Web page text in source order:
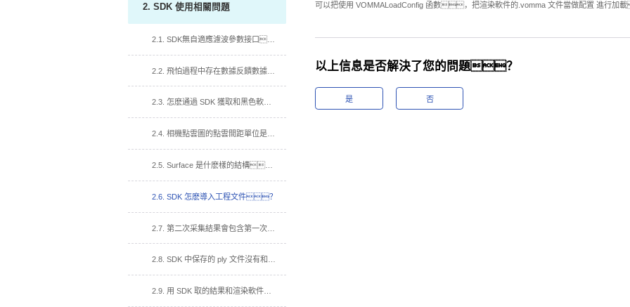
2. SDK 使用相關問題
2.1. SDK無自適應濾波參數接口？
2.2. 飛怕過程中存在數據反饋數據慢,達不到介紹幀率?
2.3. 怎麽通過 SDK 獲取和黑色軟件一樣的彩色深度圖？
2.4. 相機點雲圖的點雲間距單位是什麽？
2.5. Surface 是什麽樣的結構？
2.6. SDK 怎麽導入工程文件？
2.7. 第二次采集結果會包含第一次的信息?
2.8. SDK 中保存的 ply 文件沒有和渲染軟件帶顏色一樣的點雲？
2.9. 用 SDK 取的結果和渲染軟件取的結果效果不一樣？
可以把使用 VOMMALoadConfig 函數，把渲染軟件的.vomma 文件當做配置 進行加
以上信息是否解決了您的問題？
是 否